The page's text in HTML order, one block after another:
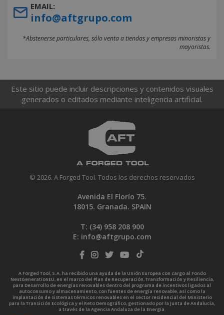
EMAIL:
info@aftgrupo.com
*Abstenerse particulares, sólo venta a tiendas y empresas minoristas y
mayoristas.
Este sitio puede incluir descripciones y contenidos visuales
generados o editados mediante inteligencia artificial.
© 2026. A Forged Tool. Todos los derechos reservados
Avenida El Florío 75.
18015. Granada. SPAIN
T: (34) 958 208 900
E: info@aftgrupo.com
A Forged Tool, S.A. ha recibido una ayuda de la Unión Europea con cargo al Fondo
NextGenerationEU, en el marco del Plan de Recuperación, Transformación y Resiliencia,
para Desarrollo de energías renovables dentro del programa de incentivos ligados al
autoconsumo y almacenamiento, con fuentes de energía renovable, así como la
implantación de sistemas térmicos renovables en el sector residencial del Ministerio
para la Transición Ecológica y el Reto Demográfico, gestionado por la Junta de Andalucía,
a través de la Agencia Andaluza de la Energía.